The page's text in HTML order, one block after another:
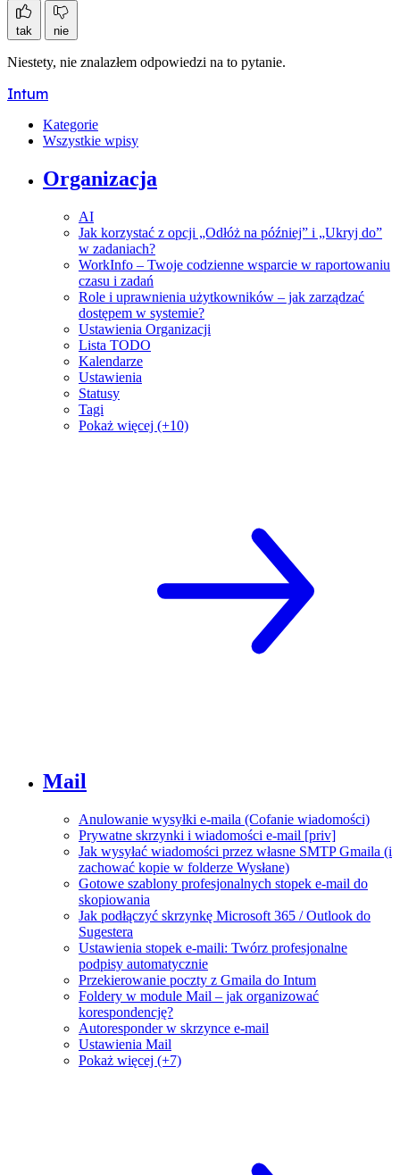
tak nie
Niestety, nie znalazłem odpowiedzi na to pytanie.
Intum
Kategorie
Wszystkie wpisy
Organizacja
AI
Jak korzystać z opcji „Odłóż na później” i „Ukryj do”
w zadaniach?
WorkInfo – Twoje codzienne wsparcie w raportowaniu
czasu i zadań
Role i uprawnienia użytkowników – jak zarządzać
dostępem w systemie?
Ustawienia Organizacji
Lista TODO
Kalendarze
Ustawienia
Statusy
Tagi
Pokaż więcej (+10)
Mail
Anulowanie wysyłki e-maila (Cofanie wiadomości)
Prywatne skrzynki i wiadomości e-mail [priv]
Jak wysyłać wiadomości przez własne SMTP Gmaila (i
zachować kopie w folderze Wysłane)
Gotowe szablony profesjonalnych stopek e-mail do
skopiowania
Jak podłączyć skrzynkę Microsoft 365 / Outlook do
Sugestera
Ustawienia stopek e-maili: Twórz profesjonalne
podpisy automatycznie
Przekierowanie poczty z Gmaila do Intum
Foldery w module Mail – jak organizować
korespondencję?
Autoresponder w skrzynce e-mail
Ustawienia Mail
Pokaż więcej (+7)